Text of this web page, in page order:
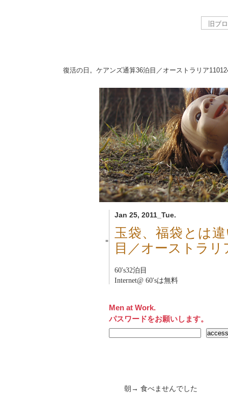
復活の日。ケアンズ通算36泊目／オーストラリア
Jan 25, 2011_Tue.
■
玉袋、福袋とは
目／オーストラリ
60's32泊目
Internet@ 60'sは無料
Men at Work.
パスワードをお願いします。
朝→ 食べませんでした